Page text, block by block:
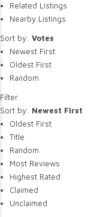
Related Listings
Nearby Listings
Sort by: Votes
Newest First
Oldest First
Random
Filter
Sort by: Newest First
Oldest First
Title
Random
Most Reviews
Highest Rated
Claimed
Unclaimed